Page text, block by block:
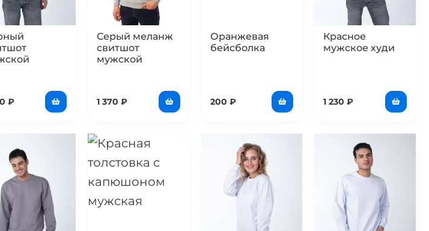
₽
Серый меланж
свитшот
мужской
1 370₽
Оранжевая
бейсболка
200 ₽
Красное
мужское худи
1 230₽